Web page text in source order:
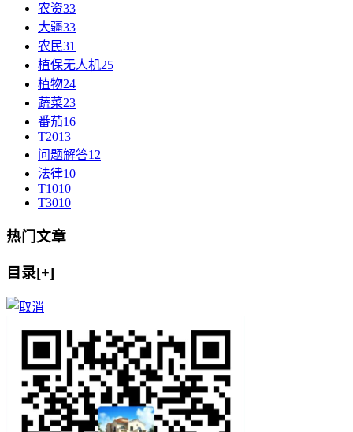
农资33
大疆33
农民31
植保无人机25
植物24
蔬菜23
番茄16
T2013
问题解答12
法律10
T1010
T3010
热门文章
目录[+]